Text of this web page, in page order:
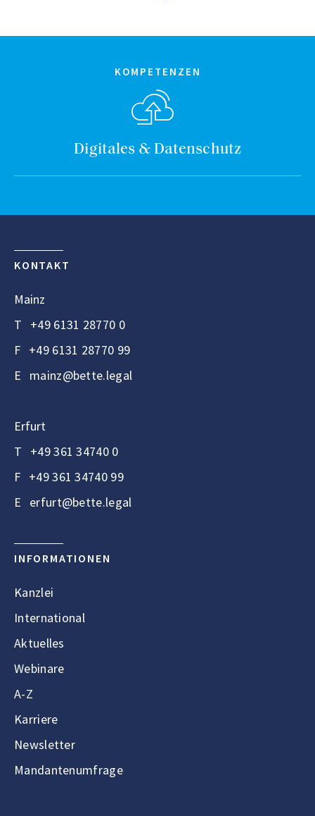
KOMPETENZEN
Digitales & Datenschutz
KONTAKT
Mainz
T +49 6131 28770 0
F +49 6131 28770 99
E mainz@bette.legal
Erfurt
T +49 361 34740 0
F +49 361 34740 99
E erfurt@bette.legal
INFORMATIONEN
Kanzlei
International
Aktuelles
Webinare
A-Z
Karriere
Newsletter
Mandantenumfrage